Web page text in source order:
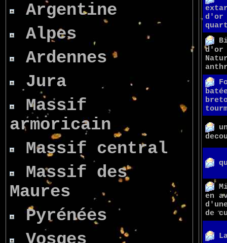
Argentine
Alpes
Ardennes
Jura
Massif
armoricain
Massif central
Massif des
Maures
Pyrénées
d'or
en
de